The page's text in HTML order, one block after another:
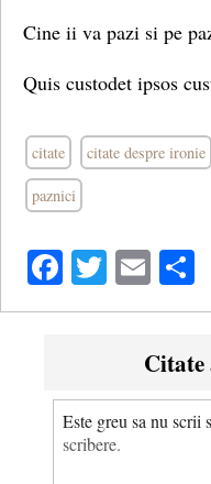
Cine ii va pazi si pe
Quis custodet ipsos
citate citate despre ironie
paznici
Facebook
Twitter
Email
Citate
Este greu sa nu scrii
scribere.